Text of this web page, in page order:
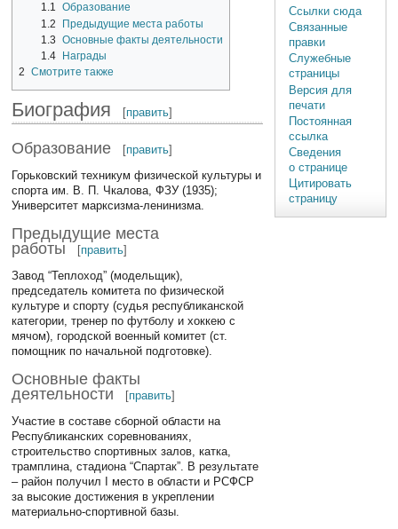
1.1 Образование
1.2
Предыдущие места работы
1.3 Основные факты деятельности
1.4
Награды
2
Смотрите также
Биография [править]
Образование [править]
Горьковский техникум физической культуры и
спорта им. В. П. Чкалова, ФЗУ (1935);
Университет марксизма-ленинизма.
Предыдущие места
работы
[править]
Завод “Теплоход” (модельщик),
председатель комитета по физической
культуре и спорту (судья республиканской
категории, тренер по футболу и хоккею с
мячом), городской военный комитет (ст.
помощник по начальной подготовке).
Основные факты
деятельности
[править]
Участие в составе сборной области на
Республиканских соревнованиях,
строительство спортивных залов, катка,
трамплина, стадиона “Спартак”. В результате
– район получил I место в области и РСФСР
за высокие достижения в укреплении
материально-спортивной базы.
Ссылки сюда
Связанные
правки
Служебные
страницы
Версия для
печати
Постоянная
ссылка
Сведения
о странице
Цитировать
страницу